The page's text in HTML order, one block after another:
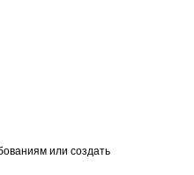
или создать